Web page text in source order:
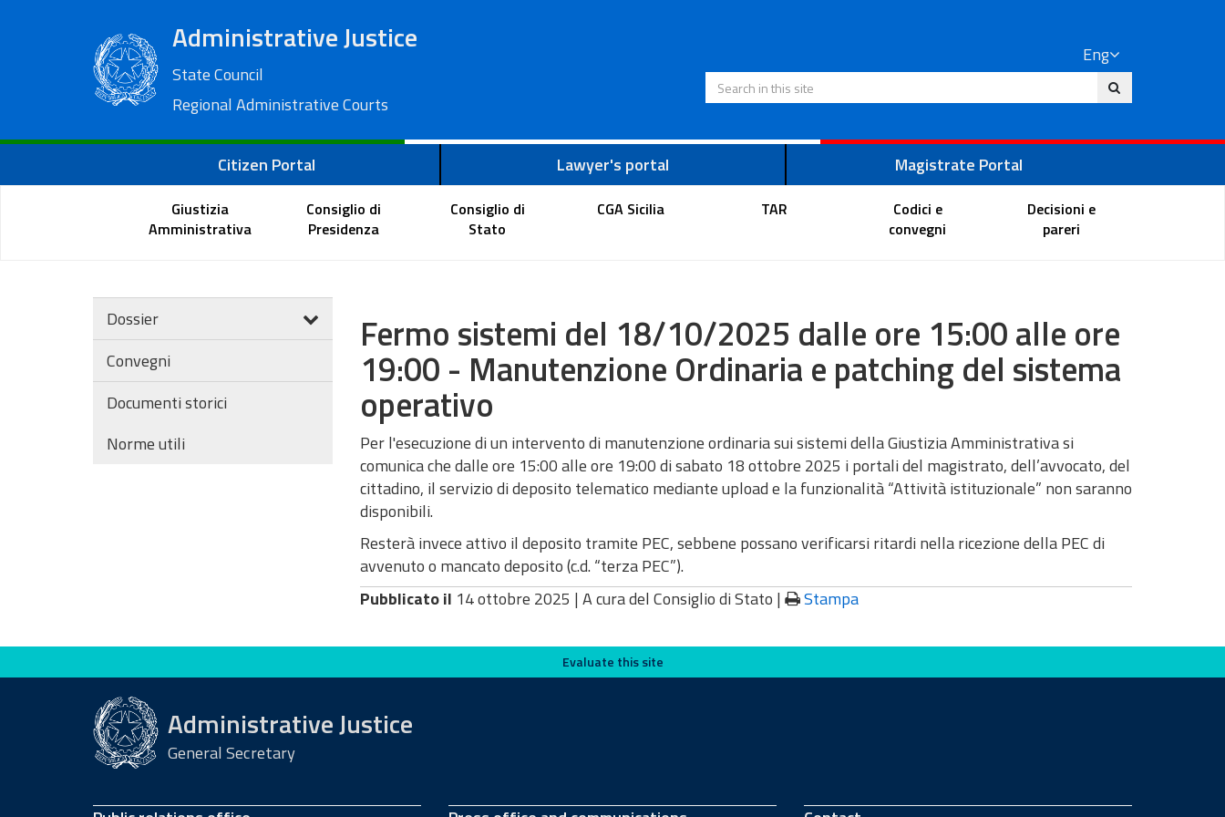
Administrative Justice
State Council
Regional Administrative Courts
Eng
Search in this site
Citizen Portal Lawyer's portal Magistrate Portal
Giustizia
Amministrativa
Consiglio di
Presidenza
Consiglio di
Stato
CGA Sicilia TAR
Codici e
convegni
Decisioni e
pareri
Dossier
Convegni
Documenti storici
Norme utili
Fermo sistemi del 18/10/2025 dalle ore 15:00 alle ore
19:00 - Manutenzione Ordinaria e patching del sistema
operativo
Per l'esecuzione di un intervento di manutenzione ordinaria sui sistemi della Giustizia Amministrativa si
comunica che dalle ore 15:00 alle ore 19:00 di sabato 18 ottobre 2025 i portali del magistrato, dell’avvocato, del
cittadino, il servizio di deposito telematico mediante upload e la funzionalità “Attività istituzionale” non saranno
disponibili.
Resterà invece attivo il deposito tramite PEC, sebbene possano verificarsi ritardi nella ricezione della PEC di
avvenuto o mancato deposito (c.d. “terza PEC”).
Pubblicato il 14 ottobre 2025 | A cura del Consiglio di Stato | Stampa
Evaluate this site Evaluate this site
Administrative Justice
General Secretary